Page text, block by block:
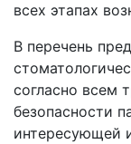
всех этапах
В перечень
согласно всем
безопасности
интересующей